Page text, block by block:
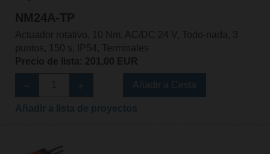
NM24A-TP
Actuador rotativo, 10 Nm, AC/DC 24 V, Todo-nada, 3
puntos, 150 s, IP54, Terminales
Precio de lista: 201,00 EUR